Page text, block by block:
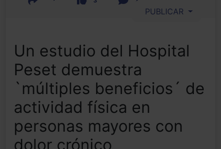
PUBLICAR
Un estudio del Hospital
Peset demuestra
`múltiples beneficios´ de
actividad física en
personas mayores con
dolor crónico